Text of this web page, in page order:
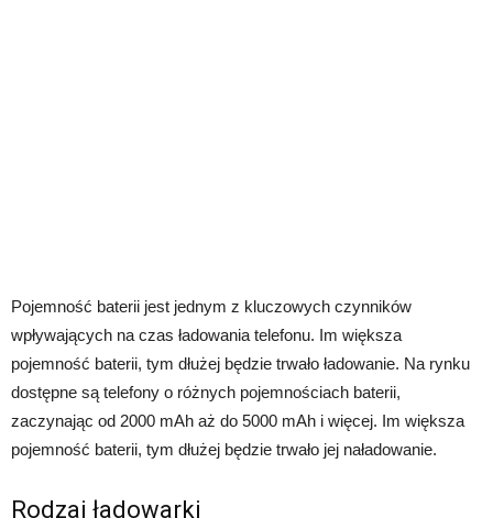
Pojemność baterii jest jednym z kluczowych czynników
wpływających na czas ładowania telefonu. Im większa
pojemność baterii, tym dłużej będzie trwało ładowanie. Na rynku
dostępne są telefony o różnych pojemnościach baterii,
zaczynając od 2000 mAh aż do 5000 mAh i więcej. Im większa
pojemność baterii, tym dłużej będzie trwało jej naładowanie.
Rodzaj ładowarki